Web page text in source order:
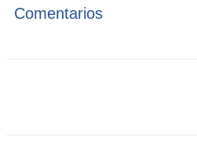
Comentarios